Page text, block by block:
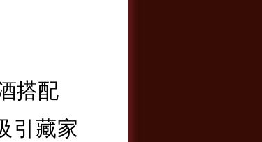
搭配
引藏家